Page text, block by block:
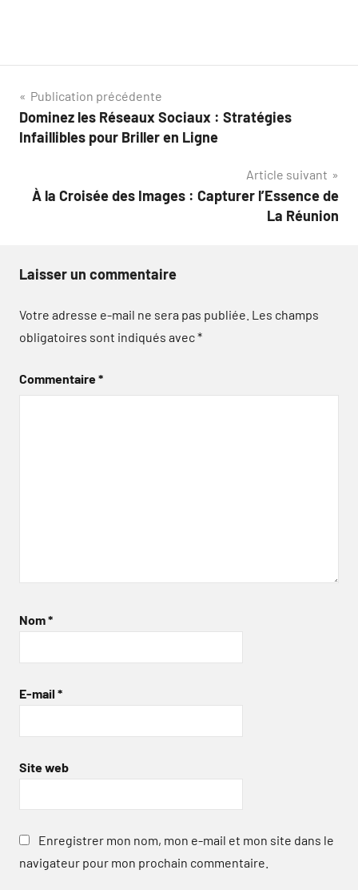
Navigation
de
Publication précédente
Dominez les Réseaux Sociaux : Stratégies
Infaillibles pour Briller en Ligne
Article suivant
À la Croisée des Images : Capturer l’Essence de
La Réunion
Laisser un commentaire
Votre adresse e-mail ne sera pas publiée. Les champs
obligatoires sont indiqués avec*
Commentaire*
Nom*
E-mail *
Site web
Enregistrer mon nom, mon e-mail et mon site dans le
navigateur pour mon prochain commentaire.